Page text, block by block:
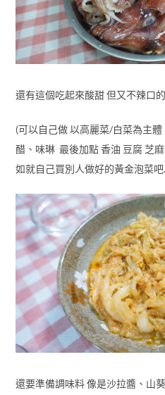
還有這個吃起來酸甜 但又不辣口
(可以自己做 以高麗菜/白菜為主
醋、味琳 最後加點 香油 豆腐 芝
如就自己買別人做好的黃金泡菜吧
還要準備調味料 像是沙拉醬、山